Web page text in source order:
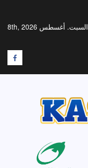
السبت. أغسطس 8th, 2026
F